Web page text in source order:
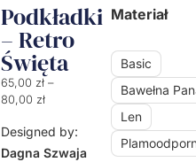
Podkładki
– Retro
Święta
65,00 zł –
80,00 zł
Designed by:
Dagna Szwaja
Materiał
Basic
Bawełna
Len